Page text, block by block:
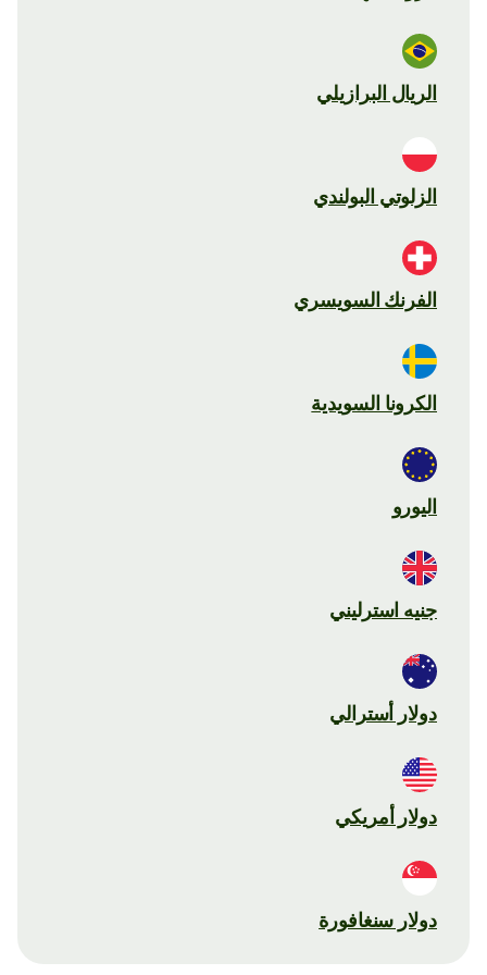
الريال البرازيلي
الزلوتي البولندي
الفرنك السويسري
الكرونا السويدية
اليورو
جنيه استرليني
دولار أسترالي
دولار أمريكي
دولار سنغافورة